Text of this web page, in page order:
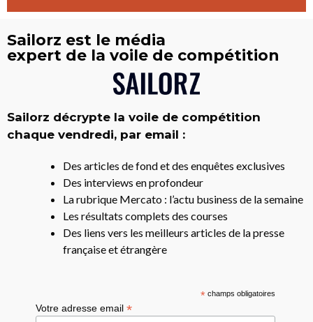
Sailorz est le média
expert de la voile de compétition
Sailorz décrypte la voile de compétition
chaque vendredi, par email :
Des articles de fond et des enquêtes exclusives
Des interviews en profondeur
La rubrique Mercato : l’actu business de la semaine
Les résultats complets des courses
Des liens vers les meilleurs articles de la presse
française et étrangère
*champs obligatoires
Votre adresse email*